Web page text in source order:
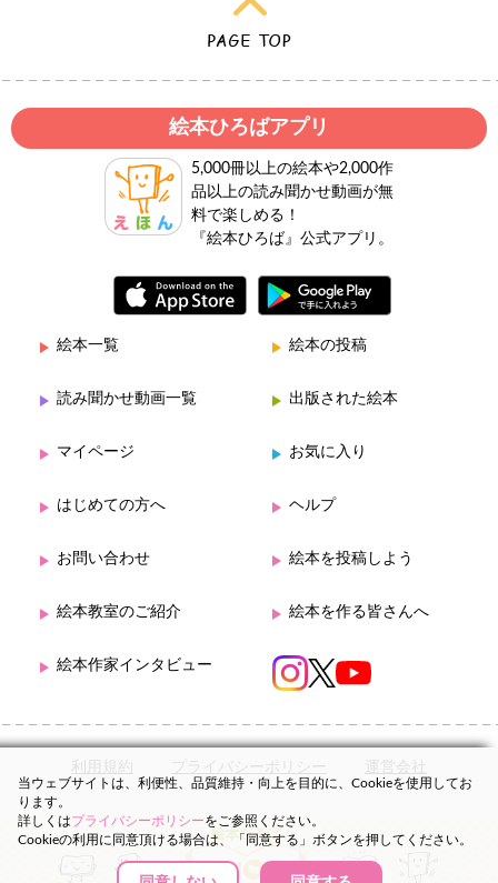
絵本ひろばアプリ
5,000冊以上の絵本や2,000作
品以上の読み聞かせ動画が無
料で楽しめる！
『絵本ひろば』公式アプリ。
絵本一覧 絵本の投稿
読み聞かせ動画一覧 出版された絵本
マイページ お気に入り
はじめての方へ ヘルプ
お問い合わせ 絵本を投稿しよう
絵本教室のご紹介 絵本を作る皆さんへ
絵本作家インタビュー
利用規約 プライバシーポリシー 運営会社
当ウェブサイトは、利便性、品質維持・向上を目的に、Cookieを使用してお
ります。
詳しくはプライバシーポリシーをご参照ください。
Cookieの利用に同意頂ける場合は、「同意する」ボタンを押してください。